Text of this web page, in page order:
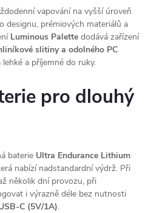
vapování na vyšší úroveň
designu, prémiových materiálů a
Luminous Palette dodává zařízení
slitiny a odolného PC
a příjemné do ruky.
pro dlouhý
baterie Ultra Endurance Lithium
nabízí nadstandardní výdrž. Při
několik dní provozu, při
i výrazně déle bez nutnosti
C (5V/1A).